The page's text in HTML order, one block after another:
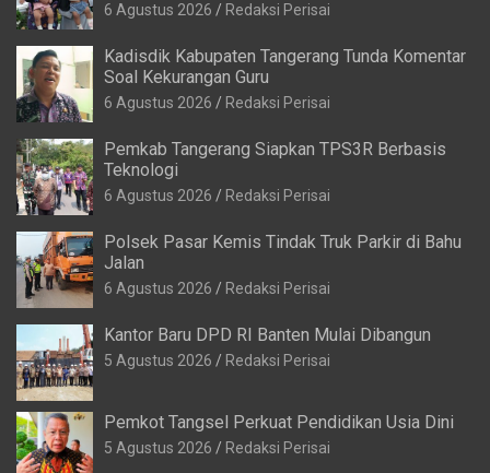
6 Agustus 2026 Redaksi Perisai
Kadisdik Kabupaten Tangerang Tunda Komentar
Soal Kekurangan Guru
6 Agustus 2026 Redaksi Perisai
Pemkab Tangerang Siapkan TPS3R Berbasis
Teknologi
6 Agustus 2026 Redaksi Perisai
Polsek Pasar Kemis Tindak Truk Parkir di Bahu
Jalan
6 Agustus 2026 Redaksi Perisai
Kantor Baru DPD RI Banten Mulai Dibangun
5 Agustus 2026 Redaksi Perisai
Pemkot Tangsel Perkuat Pendidikan Usia Dini
5 Agustus 2026 Redaksi Perisai